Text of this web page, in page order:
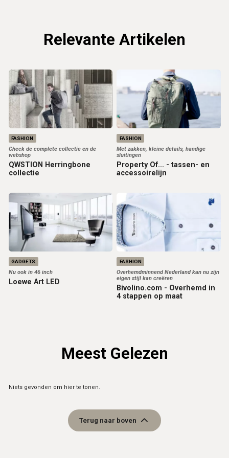
Relevante Artikelen
FASHION
Check de complete collectie en de
webshop
QWSTION Herringbone
collectie
FASHION
Met zakken, kleine details, handige
sluitingen
Property Of... - tassen- en
accessoirelijn
GADGETS
Nu ook in 46 inch
Loewe Art LED
FASHION
Overhemdminnend Nederland kan nu zijn
eigen stijl kan creëren
Bivolino.com - Overhemd in
4 stappen op maat
Meest Gelezen
Niets gevonden om hier te tonen.
Terug naar boven